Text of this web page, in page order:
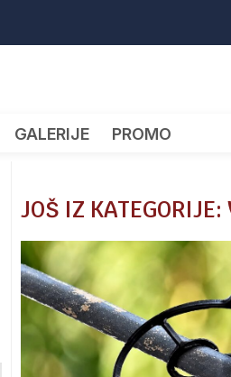
GALERIJE PROMO
JOŠ IZ KATEGORIJE: